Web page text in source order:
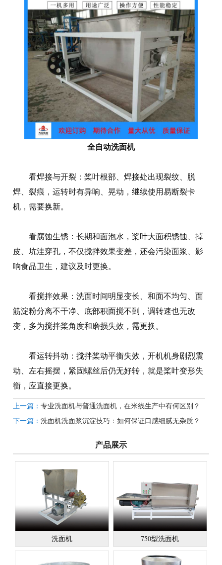
全自动洗面机
看焊接与开裂：桨叶根部、焊接处出现裂纹、脱
焊、裂痕，运转时有异响、晃动，继续使用易断裂卡
机，需要换新。
看腐蚀生锈：长期和面泡水，桨叶大面积锈蚀、掉
皮、坑洼穿孔，不仅搅拌效果变差，还会污染面浆、影
响食品卫生，建议及时更换。
看搅拌效果：洗面时间明显变长、和面不均匀、面
筋淀粉分离不干净、底部积面搅不到，调转速也无改
变，多为搅拌桨角度和磨损失效，需更换。
看运转抖动：搅拌桨动平衡失效，开机机身剧烈震
动、左右摇摆，紧固螺丝后仍无好转，就是桨叶变形失
衡，应直接更换。
上一篇：专业洗面机与普通洗面机，在米线生产中有何区别？
下一篇：洗面机洗面浆沉淀技巧：如何保证口感细腻无杂质？
产品展示
洗面机 750型洗面机